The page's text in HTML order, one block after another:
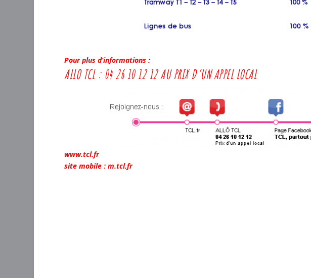
Pour plus d’informations :
ALLO TCL : 04 26 10 12 12 AU PRIX D’UN APPEL LOCAL
www.tcl.fr
site mobile : m.tcl.fr